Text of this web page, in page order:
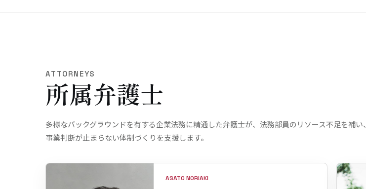
ATTORNEYS
所属弁護士
多様なバックグラウンドを有する企業法務に精通した弁護士が、法務部員のリソース不足を補い、
事業判断が止まらない体制づくりを支援します。
ASATO NORIAKI